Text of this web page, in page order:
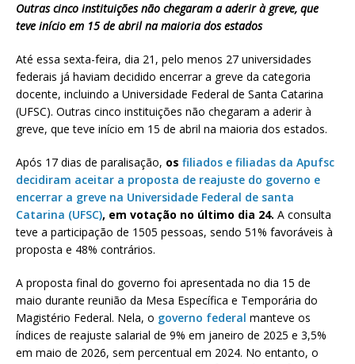
Outras cinco instituições não chegaram a aderir à greve, que
teve início em 15 de abril na maioria dos estados
Até essa sexta-feira, dia 21, pelo menos 27 universidades
federais já haviam decidido encerrar a greve da categoria
docente, incluindo a Universidade Federal de Santa Catarina
(UFSC). Outras cinco instituições não chegaram a aderir à
greve, que teve início em 15 de abril na maioria dos estados.
Após 17 dias de paralisação, os filiados e filiadas da Apufsc
decidiram aceitar a proposta de reajuste do governo e
encerrar a greve na Universidade Federal de santa
Catarina (UFSC), em votação no último dia 24. A consulta
teve a participação de 1505 pessoas, sendo 51% favoráveis à
proposta e 48% contrários.
A proposta final do governo foi apresentada no dia 15 de
maio durante reunião da Mesa Específica e Temporária do
Magistério Federal. Nela, o governo federal manteve os
índices de reajuste salarial de 9% em janeiro de 2025 e 3,5%
em maio de 2026, sem percentual em 2024. No entanto, o